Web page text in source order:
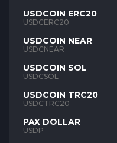
USDCOIN ERC20
USDCERC20
USDCOIN NEAR
USDCNEAR
USDCOIN SOL
USDCSOL
USDCOIN TRC20
USDCTRC20
PAX DOLLAR
USDP